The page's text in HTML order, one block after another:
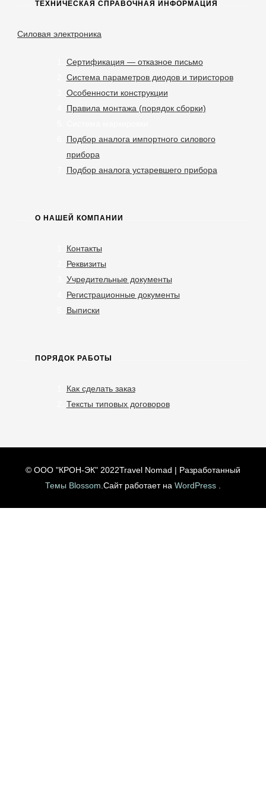
ТЕХНИЧЕСКАЯ СПРАВОЧНАЯ ИНФОРМАЦИЯ
Силовая электроника
Сертификация — отказное письмо
Система параметров диодов и тиристоров
Особенности конструкции
Правила монтажа (порядок сборки)
Подбор аналога импортного силового
прибора
Подбор аналога устаревшего прибора
О НАШЕЙ КОМПАНИИ
Контакты
Реквизиты
Учредительные документы
Регистрационные документы
Выписки
ПОРЯДОК РАБОТЫ
Как сделать заказ
Тексты типовых договоров
© ООО "КРОН-ЭК" 2022Travel Nomad | Разработанный
Темы Blossom .Сайт работает на WordPress